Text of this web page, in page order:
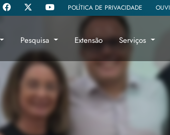
Pesquisa Extensão Serviços
POLÍTICA DE PRIVACIDADE